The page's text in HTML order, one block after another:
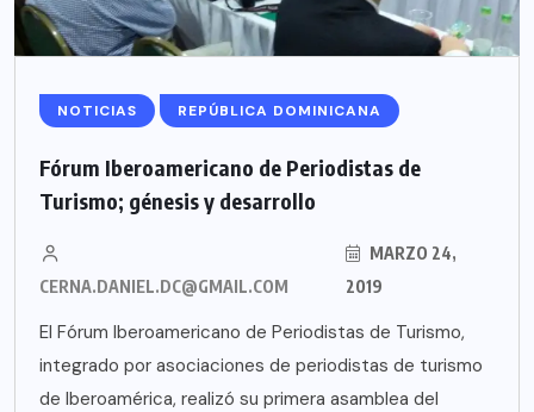
NOTICIAS REPÚBLICA DOMINICANA
Fórum Iberoamericano de Periodistas de
Turismo; génesis y desarrollo
CERNA.DANIEL.DC@GMAIL.COM
MARZO 24,
2019
El Fórum Iberoamericano de Periodistas de Turismo,
integrado por asociaciones de periodistas de turismo
de Iberoamérica, realizó su primera asamblea del